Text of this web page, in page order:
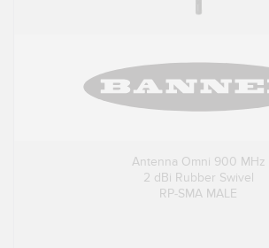
Antenna Omni 900 MHz
2 dBi Rubber Swivel
RP-SMA MALE